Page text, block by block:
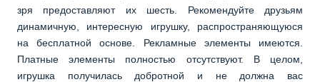
зря предоставляют их шесть. Рекомендуйте друзьям
динамичную, интересную игрушку, распространяющуюся
на бесплатной основе. Рекламные элементы имеются.
Платные элементы полностью отсутствуют. В целом,
игрушка получилась добротной и не должна вас